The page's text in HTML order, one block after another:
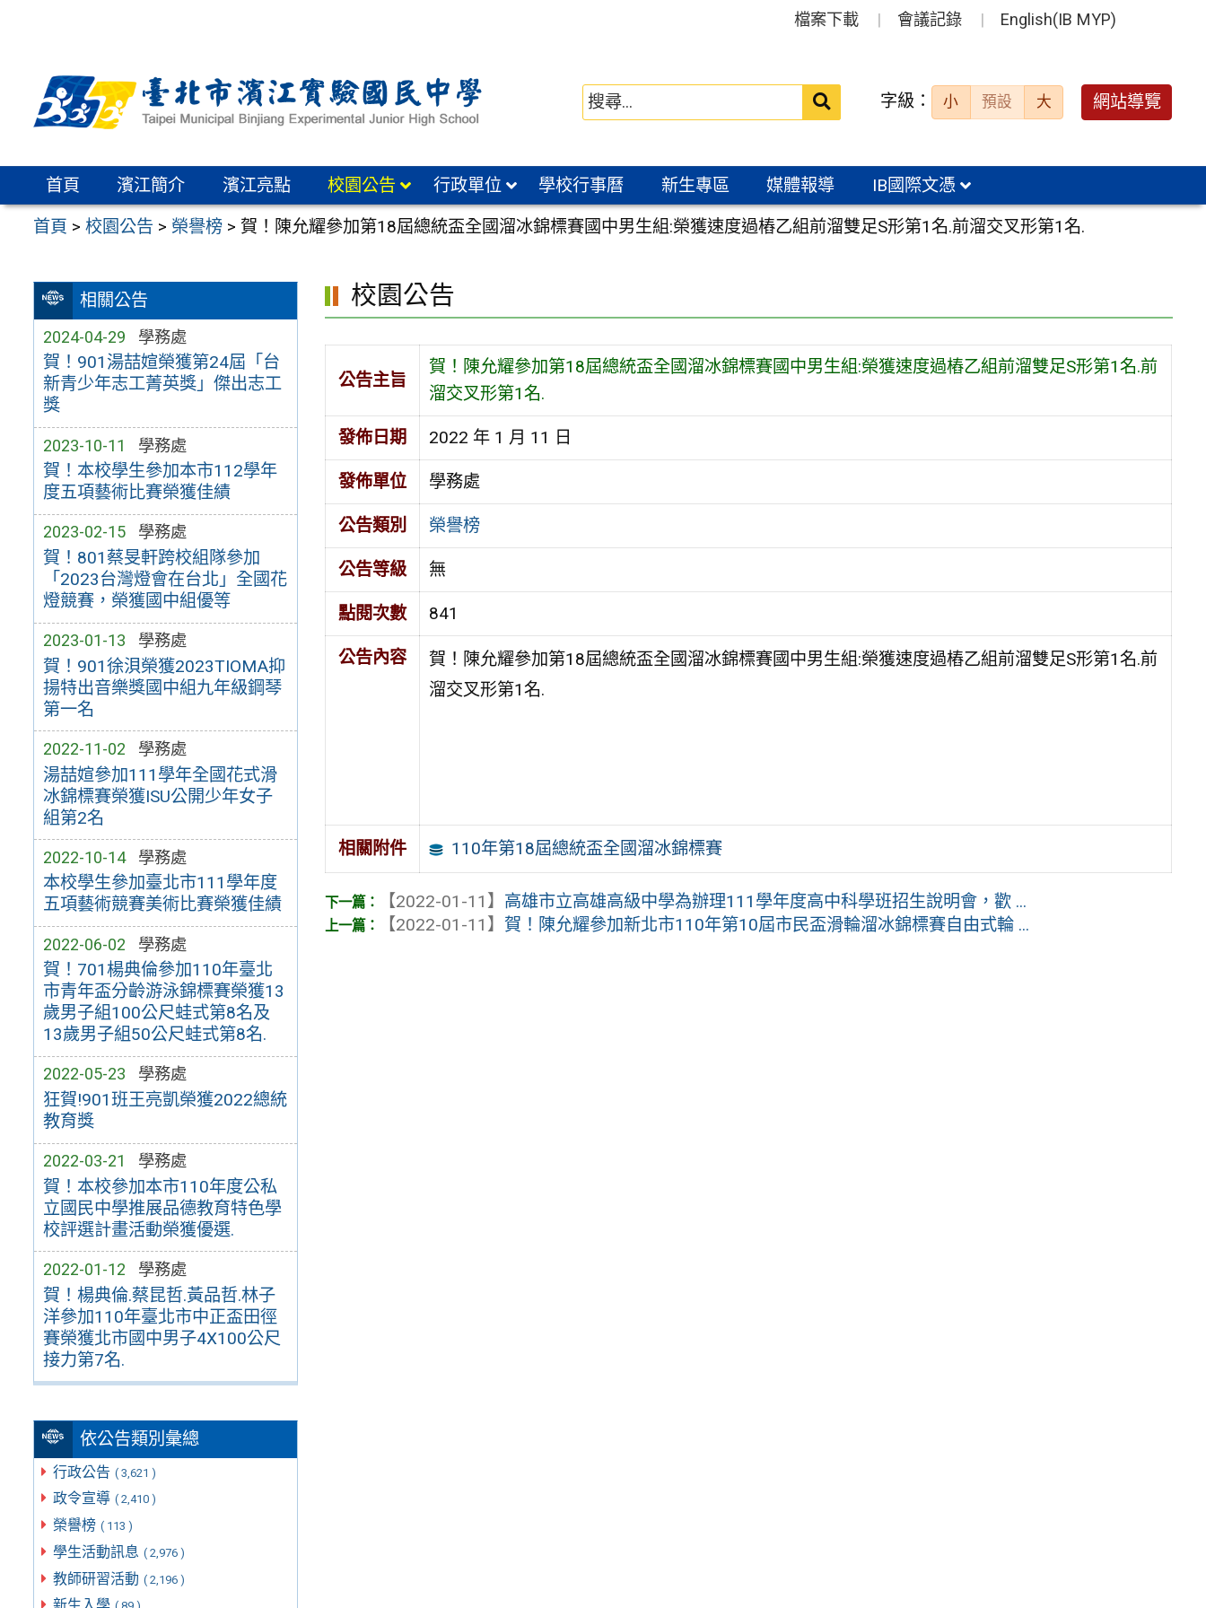
區
檔案下載 會議記錄 English(IB MYP)
送出 字級： 小 預設 大 網站導覽
首頁 濱江簡介 濱江亮點 校園公告 行政單位 學校行事曆 新生專區 媒體報導 IB國際文憑
首頁 >校園公告 > 榮譽榜 >賀！陳允耀參加第18屆總統盃全國溜冰錦標賽國中男生組:榮獲速度過樁乙組前溜雙足S形第1名.前溜交叉形第1名.
相關公告
2024-04-29 學務處
賀！901湯喆媗榮獲第24屆「台
新青少年志工菁英獎」傑出志工
獎
2023-10-11 學務處
賀！本校學生參加本市112學年
度五項藝術比賽榮獲佳績
2023-02-15 學務處
賀！801蔡旻軒跨校組隊參加
「2023台灣燈會在台北」全國花
燈競賽，榮獲國中組優等
2023-01-13 學務處
賀！901徐浿榮獲2023TIOMA抑
揚特出音樂獎國中組九年級鋼琴
第一名
2022-11-02 學務處
湯喆媗參加111學年全國花式滑
冰錦標賽榮獲ISU公開少年女子
組第2名
2022-10-14 學務處
本校學生參加臺北市111學年度
五項藝術競賽美術比賽榮獲佳績
2022-06-02 學務處
賀！701楊典倫參加110年臺北
市青年盃分齡游泳錦標賽榮獲13
歲男子組100公尺蛙式第8名及
13歲男子組50公尺蛙式第8名.
2022-05-23 學務處
狂賀!901班王亮凱榮獲2022總統
教育獎
2022-03-21 學務處
賀！本校參加本市110年度公私
立國民中學推展品德教育特色學
校評選計畫活動榮獲優選.
2022-01-12 學務處
賀！楊典倫.蔡昆哲.黃品哲.林子
洋參加110年臺北市中正盃田徑
賽榮獲北市國中男子4X100公尺
接力第7名.
依公告類別彙總
行政公告 ( 3,621 )
政令宣導 ( 2,410 )
榮譽榜 ( 113 )
學生活動訊息 ( 2,976 )
教師研習活動 ( 2,196 )
校園公告
公告主旨
賀！陳允耀參加第18屆總統盃全國溜冰錦標賽國中男生組:榮獲速度過樁乙組前溜雙足S形第1名.前
溜交叉形第1名.
發佈日期 2022 年 1 月 11 日
發佈單位 學務處
公告類別 榮譽榜
公告等級 無
點閱次數 841
公告內容
賀！陳允耀參加第18屆總統盃全國溜冰錦標賽國中男生組:榮獲速度過樁乙組前溜雙足S形第1名.前
溜交叉形第1名.
相關附件 110年第18屆總統盃全國溜冰錦標賽
【2022-01-11】 高雄市立高雄高級中學為辦理111學年度高中科學班招生說明會，歡 ...
【2022-01-11】賀！陳允耀參加新北市110年第10屆市民盃滑輪溜冰錦標賽自由式輪 ...